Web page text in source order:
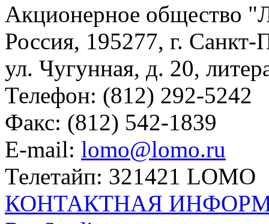
Акционерное общество
Россия, 195277, г. Санкт-
ул. Чугунная, д. 20,
Телефон: (812) 292-5242
Факс: (812) 542-1839
E-mail: lomo@lomo.ru
Телетайп: 321421 LOMO
КОНТАКТНАЯ